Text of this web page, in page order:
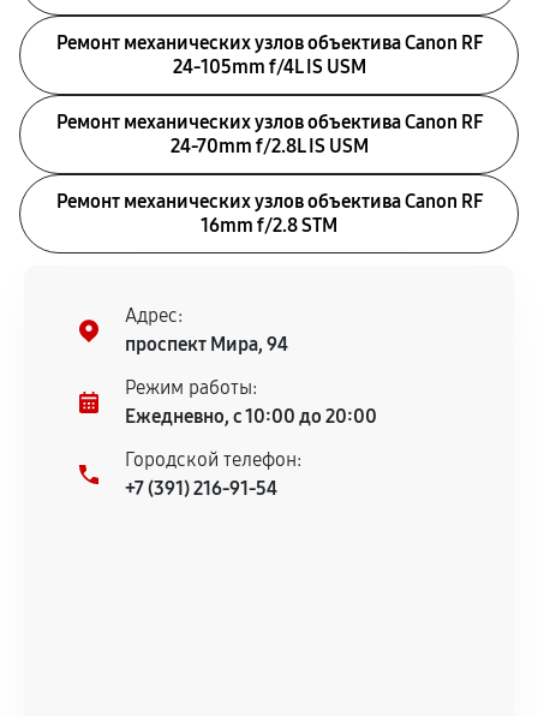
Ремонт механических узлов объектива Canon RF
24‑105mm f/4L IS USM
Ремонт механических узлов объектива Canon RF
24‑70mm f/2.8L IS USM
Ремонт механических узлов объектива Canon RF
16mm f/2.8 STM
Адрес:
проспект Мира, 94
Режим работы:
Ежедневно, с 10:00 до 20:00
Городской телефон:
+7 (391) 216-91-54